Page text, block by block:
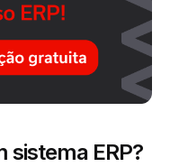
sistema ERP?